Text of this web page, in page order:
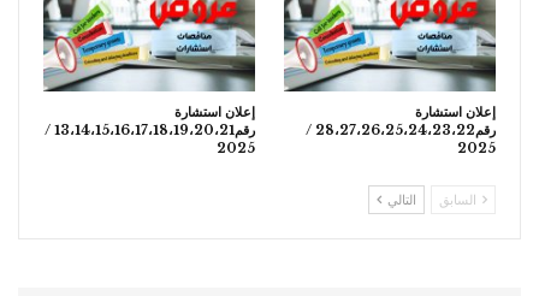
إعلان استشارة
رقم28،27،26،25،24،23،22 /
2025
إعلان استشارة
رقم13،14،15،16،17،18،19،20،21 /
2025
السابق التالي